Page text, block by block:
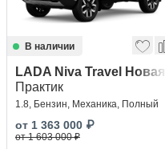
В наличии
LADA Niva Travel Новая
Практик
1.8, Бензин, Механика, Полный
от 1 363 000 ₽
от 1 603 000 ₽